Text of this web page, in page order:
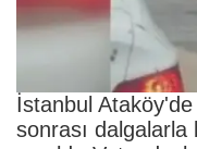
İstanbul Ataköy'de
sonrası dalgalarla